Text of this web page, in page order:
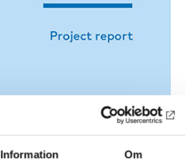
Information Om